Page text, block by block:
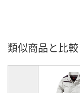
類似商品と比較